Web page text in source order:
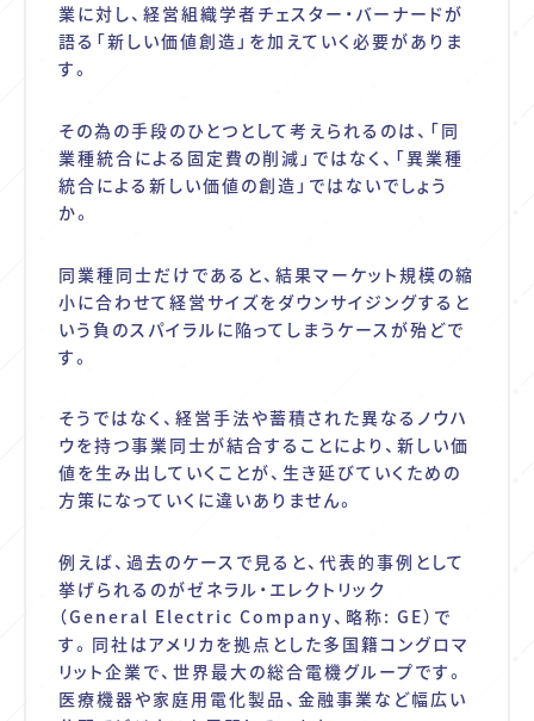
業に対し、経営組織学者チェスター・バーナードが
語る「新しい価値創造」を加えていく必要がありま
す。
その為の手段のひとつとして考えられるのは、「同
業種統合による固定費の削減」ではなく、「異業種
統合による新しい価値の創造」ではないでしょう
か。
同業種同士だけであると、結果マーケット規模の縮
小に合わせて経営サイズをダウンサイジングすると
いう負のスパイラルに陥ってしまうケースが殆どで
す。
そうではなく、経営手法や蓄積された異なるノウハ
ウを持つ事業同士が結合することにより、新しい価
値を生み出していくことが、生き延びていくための
方策になっていくに違いありません。
例えば、過去のケースで見ると、代表的事例として
挙げられるのがゼネラル・エレクトリック
（General Electric Company、略称: GE）で
す。同社はアメリカを拠点とした多国籍コングロマ
リット企業で、世界最大の総合電機グループです。
医療機器や家庭用電化製品、金融事業など幅広い